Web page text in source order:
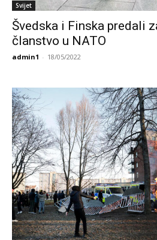
Svijet
Švedska i Finska predali
članstvo u NATO
admin1 - 18/05/2022